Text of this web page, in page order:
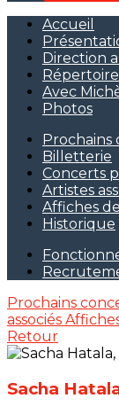
Accueil
Direction
Répertoire
Avec
Photos
Prochains
Billetterie
Concerts
Artistes
Affiches
Historique
Prochains
associés
Retour
Sacha